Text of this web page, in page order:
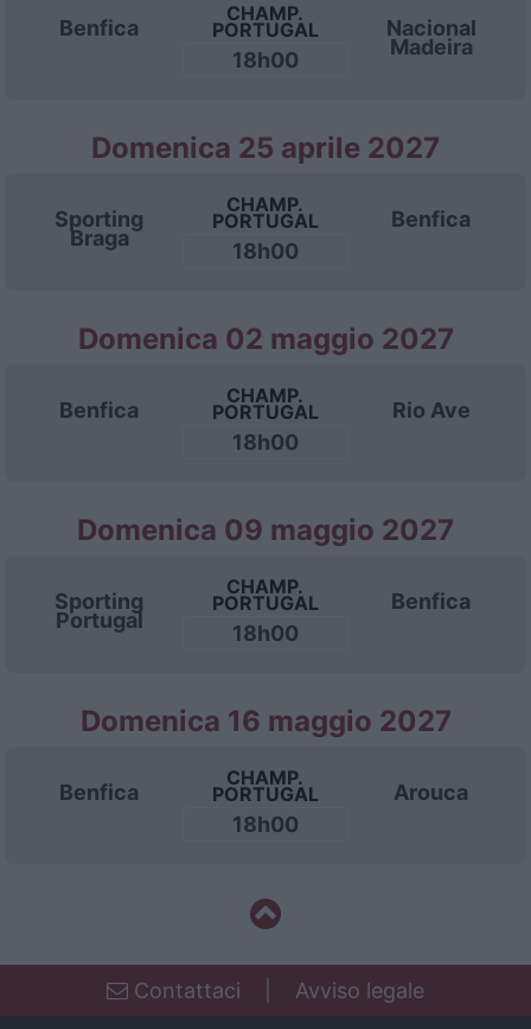
Benfica
CHAMP.
PORTUGAL
18h00
Nacional
Madeira
Domenica 25 aprile 2027
Sporting
Braga
CHAMP.
PORTUGAL
18h00
Benfica
Domenica 02 maggio 2027
Benfica
CHAMP.
PORTUGAL
18h00
Rio Ave
Domenica 09 maggio 2027
Sporting
Portugal
CHAMP.
PORTUGAL
18h00
Benfica
Domenica 16 maggio 2027
Benfica
CHAMP.
PORTUGAL
18h00
Arouca
Contattaci Avviso legale